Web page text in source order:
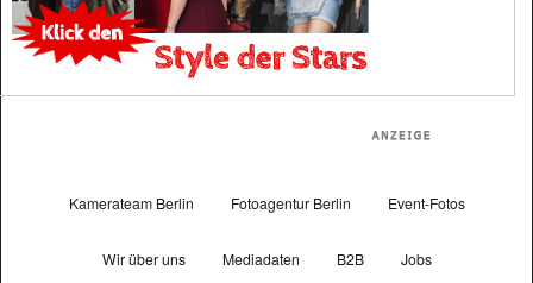
Kamerateam Berlin Fotoagentur Berlin Event-Fotos
Wir über uns Mediadaten B2B Jobs